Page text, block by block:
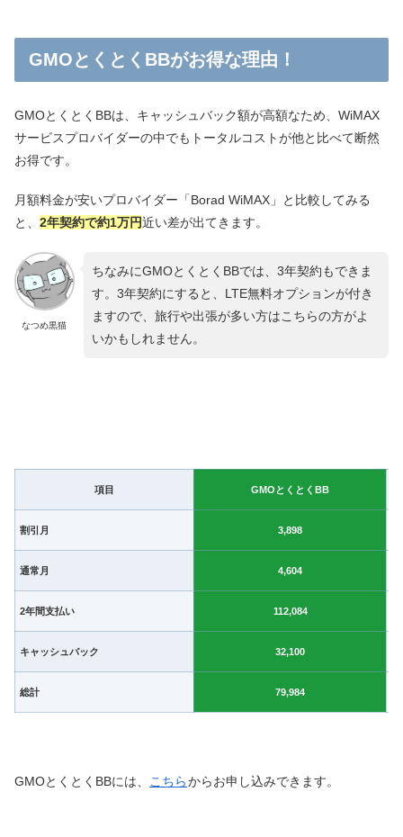
GMOとくとくBBがお得な理由！
GMOとくとくBBは、キャッシュバック額が高額なため、WiMAX
サービスプロバイダーの中でもトータルコストが他と比べて断然
お得です。
月額料金が安いプロバイダー「Borad WiMAX」と比較してみる
と、 2年契約で約1万円近い差が出てきます。
なつめ黒猫
ちなみにGMOとくとくBBでは、3年契約もできま
す。3年契約にすると、LTE無料オプションが付き
ますので、旅行や出張が多い方はこちらの方がよ
いかもしれません。
項目 GMOとくとくBB
割引月 3,898
通常月 4,604
2年間支払い 112,084
キャッシュバック 32,100
総計 79,984
GMOとくとくBBには、 こちらからお申し込みできます。